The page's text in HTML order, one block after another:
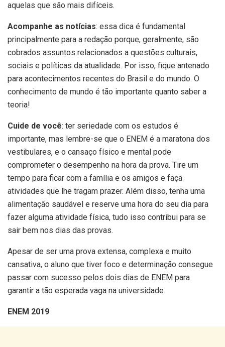
aquelas que são mais difíceis.
Acompanhe as notícias: essa dica é fundamental
principalmente para a redação porque, geralmente, são
cobrados assuntos relacionados a questões culturais,
sociais e políticas da atualidade. Por isso, fique antenado
para acontecimentos recentes do Brasil e do mundo. O
conhecimento de mundo é tão importante quanto saber a
teoria!
Cuide de você: ter seriedade com os estudos é
importante, mas lembre-se que o ENEM é a maratona dos
vestibulares, e o cansaço físico e mental pode
comprometer o desempenho na hora da prova. Tire um
tempo para ficar com a família e os amigos e faça
atividades que lhe tragam prazer. Além disso, tenha uma
alimentação saudável e reserve uma hora do seu dia para
fazer alguma atividade física, tudo isso contribui para se
sair bem nos dias das provas.
Apesar de ser uma prova extensa, complexa e muito
cansativa, o aluno que tiver foco e determinação consegue
passar com sucesso pelos dois dias de ENEM para
garantir a tão esperada vaga na universidade.
ENEM 2019